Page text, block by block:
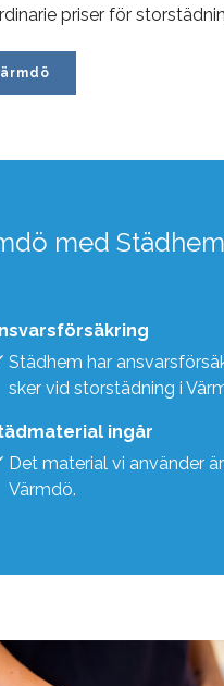
priser för
med
Städhem har
sker vid storstädning i
ingår
Det material vi använder
Värmdö.